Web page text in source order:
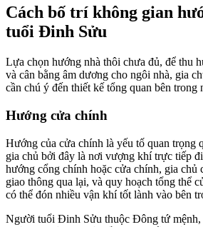
Cách bố trí không gian
tuổi Đinh Sửu
Lựa chọn hướng nhà thôi chưa đủ, để thu
và cân bằng âm dương cho ngôi nhà, gia
cần chú ý đến thiết kế tổng quan bên trong
Hướng cửa chính
Hướng của cửa chính là yếu tố quan trọng
gia chủ bởi đây là nơi vượng khí trực tiếp
hướng cổng chính hoặc cửa chính, gia chủ
giao thông qua lại, và quy hoạch tổng thể
có thể đón nhiều vận khí tốt lành vào bên
Người tuổi Đinh Sửu thuộc Đông tứ mệnh,